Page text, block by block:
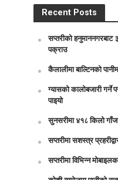
Recent Posts
सप्तरीको हनुमाननगरबाट
पक्राउ
कैलालीमा बाल्टिनको
ग्यासको कालोबजारी
पाइयो
सुनसरीमा ४१८ किलो
सप्तरीमा सशस्त्र
सप्तरीमा विभिन्न